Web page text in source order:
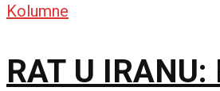
Kolumne
RAT U IRANU: